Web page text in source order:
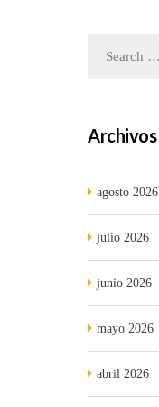
Archivos
agosto 2026
julio 2026
junio 2026
mayo 2026
abril 2026